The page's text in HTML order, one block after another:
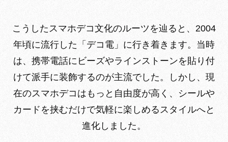
こうしたスマホデコ文化のルーツを辿ると、2004
年頃に流行した「デコ電」に行き着きます。当時
は、携帯電話にビーズやラインストーンを貼り付
けて派手に装飾するのが主流でした。しかし、現
在のスマホデコはもっと自由度が高く、シールや
カードを挟むだけで気軽に楽しめるスタイルへと
進化しました。